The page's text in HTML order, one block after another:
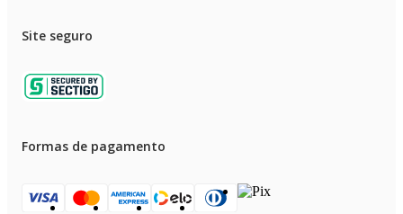
Site seguro
Formas de pagamento